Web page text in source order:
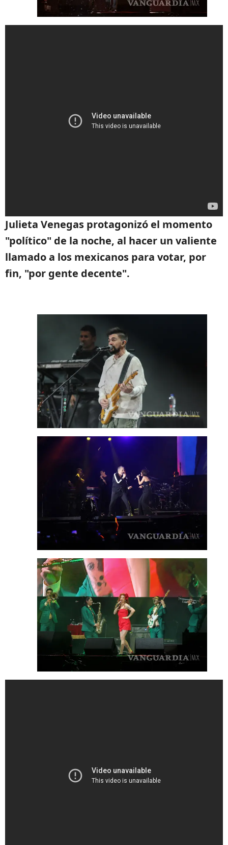
Julieta Venegas protagonizó el momento
"político" de la noche, al hacer un valiente
llamado a los mexicanos para votar, por
fin, "por gente decente".